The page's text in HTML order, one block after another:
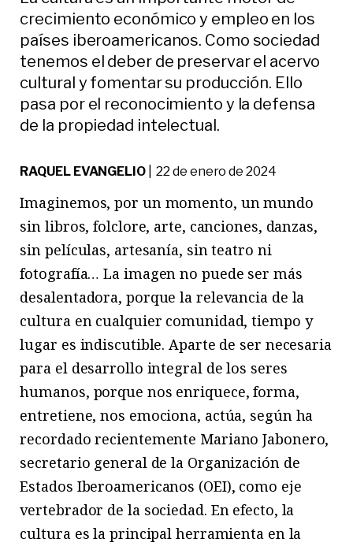
crecimiento económico y empleo en los
países iberoamericanos. Como sociedad
tenemos el deber de preservar el acervo
cultural y fomentar su producción. Ello
pasa por el reconocimiento y la defensa
de la propiedad intelectual.
RAQUEL EVANGELIO| 22 de enero de 2024
Imaginemos, por un momento, un mundo
sin libros, folclore, arte, canciones, danzas,
sin películas, artesanía, sin teatro ni
fotografía… La imagen no puede ser más
desalentadora, porque la relevancia de la
cultura en cualquier comunidad, tiempo y
lugar es indiscutible. Aparte de ser necesaria
para el desarrollo integral de los seres
humanos, porque nos enriquece, forma,
entretiene, nos emociona, actúa, según ha
recordado recientemente Mariano Jabonero,
secretario general de la Organización de
Estados Iberoamericanos (OEI), como eje
vertebrador de la sociedad. En efecto, la
cultura es la principal herramienta en la